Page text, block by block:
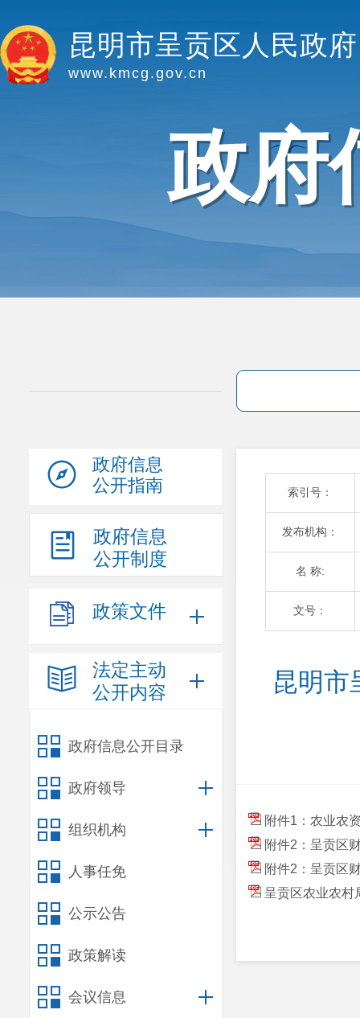
昆明市呈贡区人民政府
www.kmcg.gov.cn
政府
政府信息
公开指南
政府信息
公开制度
政策文件
法定主动
公开内容
政府信息公开目录
政府领导
组织机构
人事任免
公示公告
政策解读
会议信息
索引号：
发布机构：
名 称:
文号：
昆明市
附件1：农业农
附件2：呈贡区
附件2：呈贡区
呈贡区农业农村